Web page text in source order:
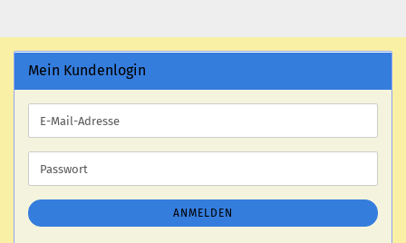
Mein Kundenlogin
E-
Mail-
Adresse
Passwort
ANMELDEN